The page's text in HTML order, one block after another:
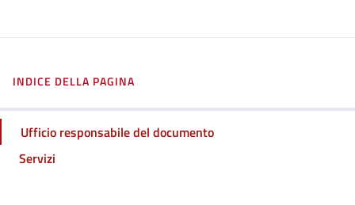
INDICE DELLA PAGINA
Ufficio responsabile del documento
Servizi